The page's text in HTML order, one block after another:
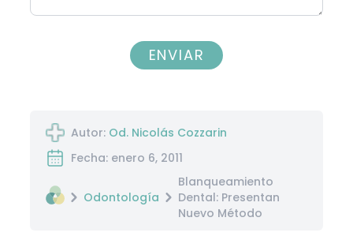
ENVIAR
Autor: Od. Nicolás Cozzarin
Fecha: enero 6, 2011
Odontología
Blanqueamiento
Dental: Presentan
Nuevo Método